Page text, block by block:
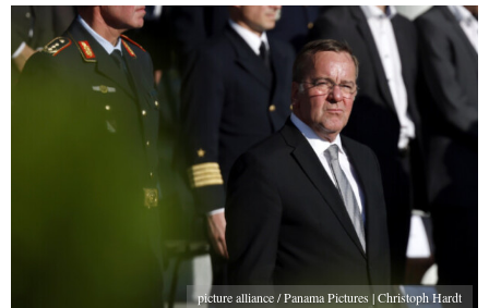
picture alliance / Panama Pictures | Christoph Hardt